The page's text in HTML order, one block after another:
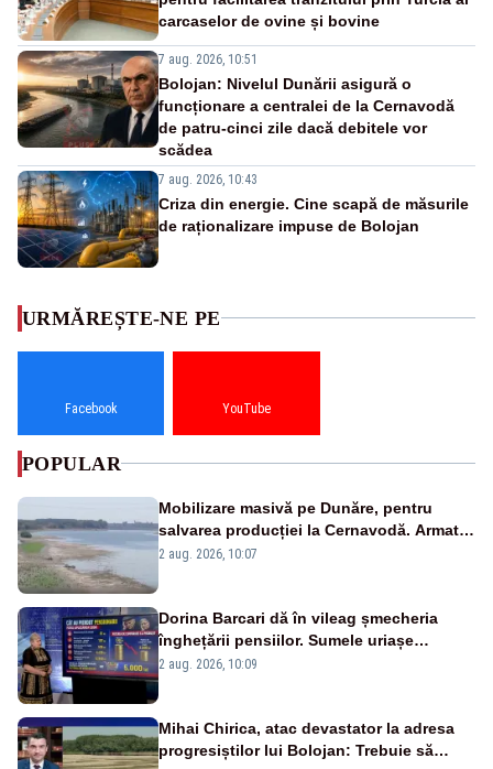
carcaselor de ovine și bovine
7 aug. 2026, 10:51
Bolojan: Nivelul Dunării asigură o
funcționare a centralei de la Cernavodă
de patru-cinci zile dacă debitele vor
scădea
7 aug. 2026, 10:43
Criza din energie. Cine scapă de măsurile
de raționalizare impuse de Bolojan
URMĂREȘTE-NE PE
Facebook YouTube
POPULAR
Mobilizare masivă pe Dunăre, pentru
salvarea producției la Cernavodă. Armata
va detona o stâncă și va devia apa
2 aug. 2026, 10:07
Dorina Barcari dă în vileag șmecheria
înghețării pensiilor. Sumele uriașe
pierdute de fiecare român
2 aug. 2026, 10:09
Mihai Chirica, atac devastator la adresa
progresiștilor lui Bolojan: Trebuie să